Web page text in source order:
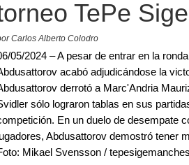
TePe
Carlos Alberto Colodro
05/2024 – A pesar de entrar en la
acabó adjudicándose la
derrotó a Marc'Andria
sólo lograron tablas en sus
En un duelo de desempate
Abdusattorov demostró tener
Mikael Svensson /